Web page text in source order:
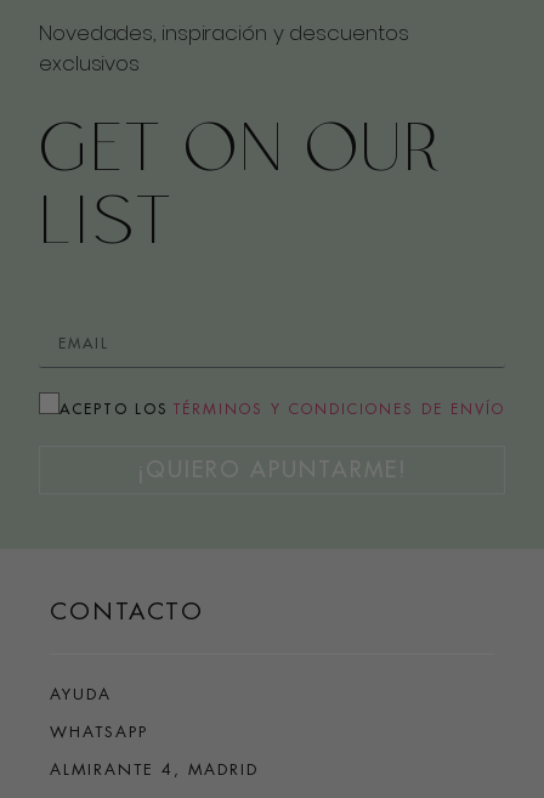
Novedades, inspiración y descuentos
exclusivos
GET ON OUR
LIST
ACEPTO LOS TÉRMINOS Y CONDICIONES DE ENVÍO
CONTACTO
AYUDA
WHATSAPP
ALMIRANTE 4, MADRID